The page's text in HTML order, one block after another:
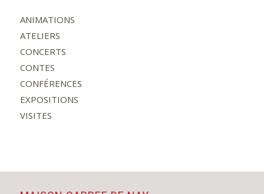
ANIMATIONS
ATELIERS
CONCERTS
CONTES
CONFÉRENCES
EXPOSITIONS
VISITES